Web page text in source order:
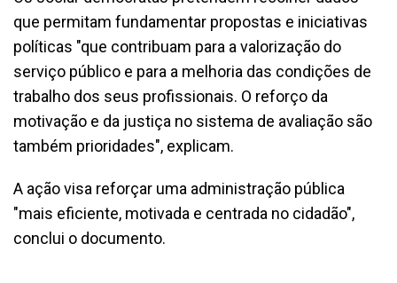
que permitam fundamentar propostas e iniciativas
políticas "que contribuam para a valorização do
serviço público e para a melhoria das condições de
trabalho dos seus profissionais. O reforço da
motivação e da justiça no sistema de avaliação são
também prioridades", explicam.
A ação visa reforçar uma administração pública
"mais eficiente, motivada e centrada no cidadão",
conclui o documento.